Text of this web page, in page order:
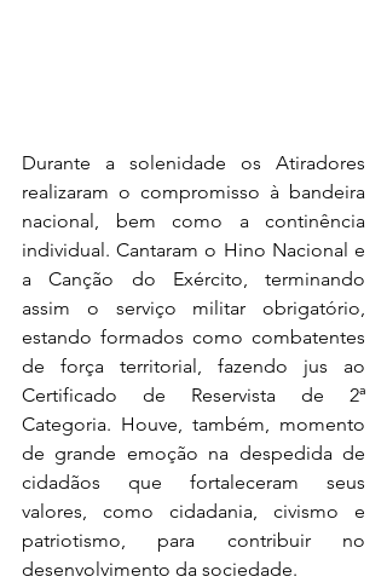
Durante a solenidade os Atiradores
realizaram o compromisso à bandeira
nacional, bem como a continência
individual. Cantaram o Hino Nacional e
a Canção do Exército, terminando
assim o serviço militar obrigatório,
estando formados como combatentes
de força territorial, fazendo jus ao
Certificado de Reservista de 2ª
Categoria. Houve, também, momento
de grande emoção na despedida de
cidadãos que fortaleceram seus
valores, como cidadania, civismo e
patriotismo, para contribuir no
desenvolvimento da sociedade.